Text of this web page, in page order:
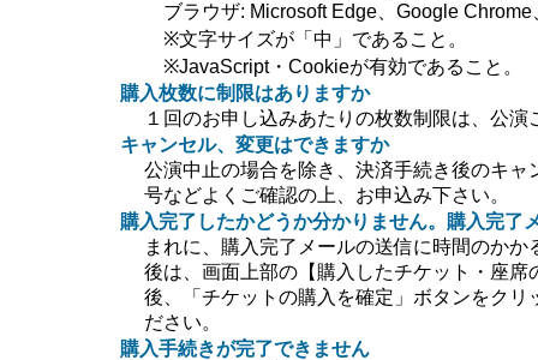
ブラウザ: Microsoft Edge、Google Chrome
※文字サイズが「中」であること。
※JavaScript・Cookieが有効であること。
購入枚数に制限はありますか
１回のお申し込みあたりの枚数制限は、公演
キャンセル、変更はできますか
公演中止の場合を除き、決済手続き後のキ
号などよくご確認の上、お申込み下さい。
購入完了したかどうか分かりません。購入完了
まれに、購入完了メールの送信に時間のか
後は、画面上部の【購入したチケット・座
後、「チケットの購入を確定」ボタンをク
ださい。
購入手続きが完了できません